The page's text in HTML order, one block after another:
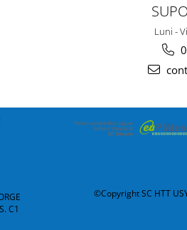
Luni -
C1
©Copyright SC HTT